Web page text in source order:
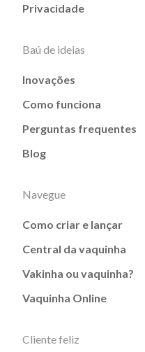
Privacidade
Baú de ideias
Inovações
Como funciona
Perguntas frequentes
Blog
Navegue
Como criar e lançar
Central da vaquinha
Vakinha ou vaquinha?
Vaquinha Online
Cliente feliz